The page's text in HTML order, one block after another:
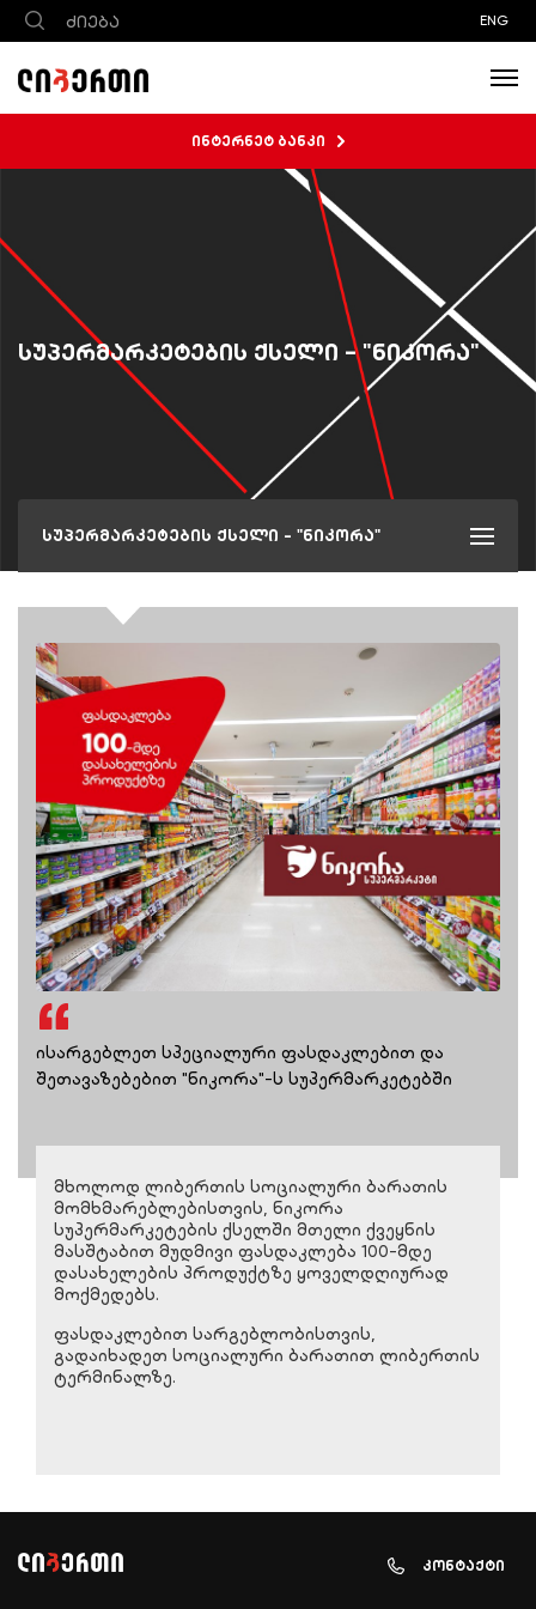
ENG
ინტერნეტ ბანკი
სუპერმარკეტების ქსელი - "ნიკორა"
სუპერმარკეტების ქსელი - "ნიკორა"
ისარგებლეთ სპეციალური ფასდაკლებით და
შეთავაზებებით "ნიკორა"-ს სუპერმარკეტებში
მხოლოდ ლიბერთის სოციალური ბარათის
მომხმარებლებისთვის, ნიკორა
სუპერმარკეტების ქსელში მთელი ქვეყნის
მასშტაბით მუდმივი ფასდაკლება 100-მდე
დასახელების პროდუქტზე ყოველდღიურად
მოქმედებს.
ფასდაკლებით სარგებლობისთვის,
გადაიხადეთ სოციალური ბარათით ლიბერთის
ტერმინალზე.
კონტაქტი